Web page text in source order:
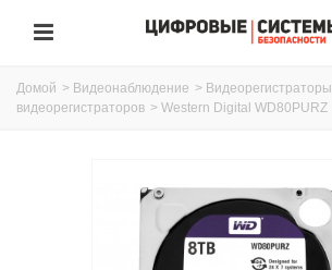
Домой > Видеонаблюдение > Видеорегистраторы
видеорегистраторов > Western Digital WD80PURZ